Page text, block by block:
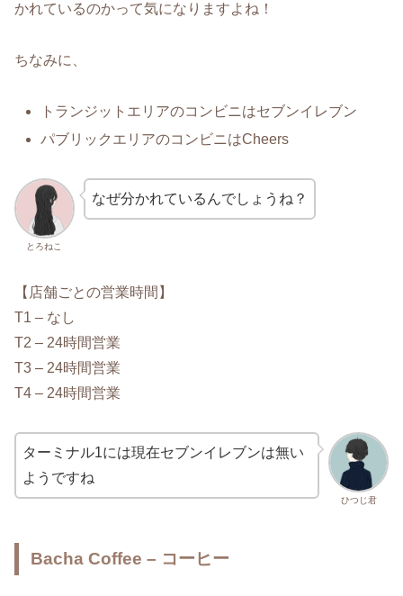
かれているのかって気になりますよね！
ちなみに、
トランジットエリアのコンビニはセブンイレブン
パブリックエリアのコンビニはCheers
とろねこ
なぜ分かれているんでしょうね？
【店舗ごとの営業時間】
T1 – なし
T2 – 24時間営業
T3 – 24時間営業
T4 – 24時間営業
ひつじ君
ターミナル1には現在セブンイレブンは無い
ようですね
Bacha Coffee – コーヒー